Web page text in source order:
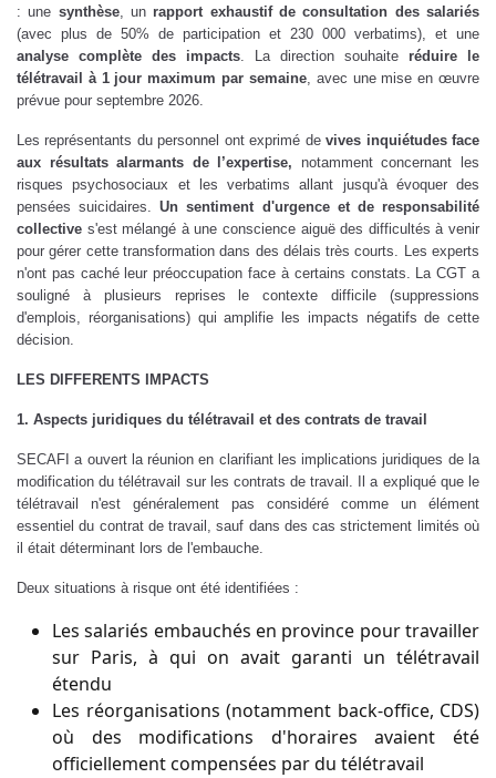
: une synthèse, un rapport exhaustif de consultation des salariés
(avec plus de 50% de participation et 230 000 verbatims), et une
analyse complète des impacts. La direction souhaite réduire le
télétravail à 1 jour maximum par semaine, avec une mise en œuvre
prévue pour septembre 2026.
Les représentants du personnel ont exprimé devives inquiétudes face
aux résultats alarmants de l’expertise, notamment concernant les
risques psychosociaux et les verbatims allant jusqu'à évoquer des
pensées suicidaires.Un sentiment d'urgence et de responsabilité
collective s'est mélangé à une conscience aiguë des difficultés à venir
pour gérer cette transformation dans des délais très courts. Les experts
n'ont pas caché leur préoccupation face à certains constats. La CGT a
souligné à plusieurs reprises le contexte difficile (suppressions
d'emplois, réorganisations) qui amplifie les impacts négatifs de cette
décision.
LES DIFFERENTS IMPACTS
1. Aspects juridiques du télétravail et des contrats de travail
SECAFI a ouvert la réunion en clarifiant les implications juridiques de la
modification du télétravail sur les contrats de travail. Il a expliqué que le
télétravail n'est généralement pas considéré comme un élément
essentiel du contrat de travail, sauf dans des cas strictement limités où
il était déterminant lors de l'embauche.
Deux situations à risque ont été identifiées :
Les salariés embauchés en province pour travailler
sur Paris, à qui on avait garanti un télétravail
étendu
Les réorganisations (notamment back-office, CDS)
où des modifications d'horaires avaient été
officiellement compensées par du télétravail